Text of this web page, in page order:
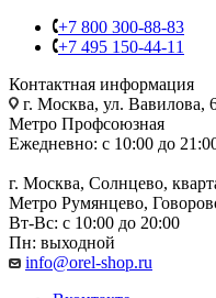
+7 800 300-88-83
+7 495 150-44-11
Контактная информация
г. Москва, ул. Вавилова,
Метро Профсоюзная
Ежедневно: с 10:00 до
г. Москва, Солнцево,
Метро Румянцево,
Вт-Вс: с 10:00 до 20:00
Пн: выходной
info@orel-shop.ru